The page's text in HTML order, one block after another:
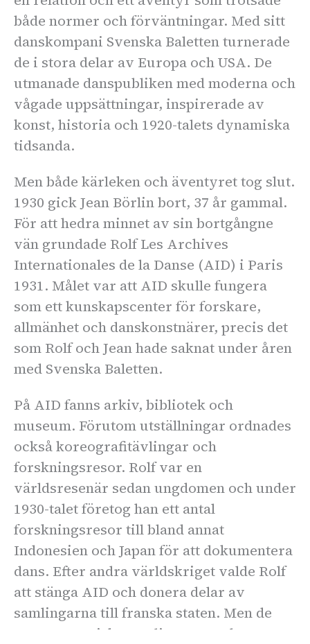
både normer och förväntningar. Med sitt
danskompani Svenska Baletten turnerade
de i stora delar av Europa och USA. De
utmanade danspubliken med moderna och
vågade uppsättningar, inspirerade av
konst, historia och 1920-talets dynamiska
tidsanda.
Men både kärleken och äventyret tog slut.
1930 gick Jean Börlin bort, 37 år gammal.
För att hedra minnet av sin bortgångne
vän grundade Rolf Les Archives
Internationales de la Danse (AID) i Paris
1931. Målet var att AID skulle fungera
som ett kunskapscenter för forskare,
allmänhet och danskonstnärer, precis det
som Rolf och Jean hade saknat under åren
med Svenska Baletten.
På AID fanns arkiv, bibliotek och
museum. Förutom utställningar ordnades
också koreografitävlingar och
forskningsresor. Rolf var en
världsresenär sedan ungdomen och under
1930-talet företog han ett antal
forskningsresor till bland annat
Indonesien och Japan för att dokumentera
dans. Efter andra världskriget valde Rolf
att stänga AID och donera delar av
samlingarna till franska staten. Men de
utomeuropeiska samlingarna och